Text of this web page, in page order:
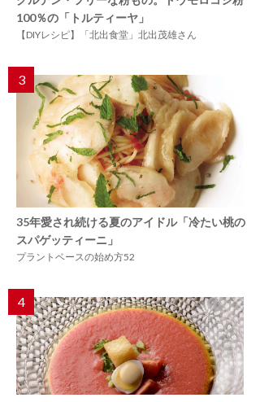
100％の「トルティーヤ」
【DIYレシピ】「北出食堂」北出茂雄さん
3
35年愛され続ける夏のアイドル「冷たい桃の
スパゲッティーニ」
プラントベースの始め方52
4